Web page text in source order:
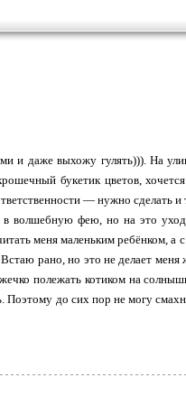
и даже выхожу гулять))). На
букетик цветов,
— нужно сделать и
волшебную фею, но на это
меня маленьким ребёнком, а
рано, но это не делает меня
полежать котиком на
Поэтому до сих пор не могу